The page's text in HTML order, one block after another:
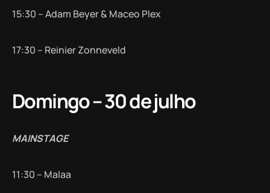
15:30 – Adam Beyer & Maceo Plex
17:30 – Reinier Zonneveld
Domingo – 30 de julho
MAINSTAGE
11:30 – Malaa